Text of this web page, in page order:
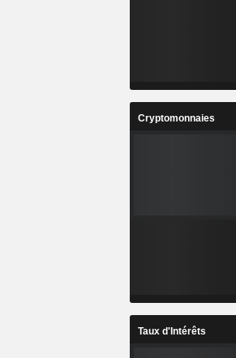
Cryptomonnaies
Taux d'Intérêts